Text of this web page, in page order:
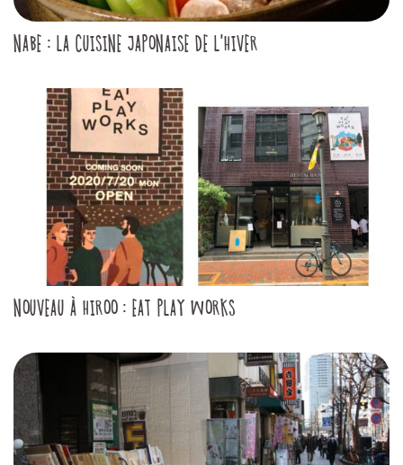
NABE : LA CUISINE JAPONAISE DE L'HIVER
NOUVEAU À HIROO : EAT PLAY WORKS